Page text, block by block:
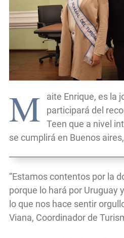
M
aite Enrique, es la
participará del
Teen que a nivel
se cumplirá en Buenos
“Estamos contentos por la
porque lo hará por Uruguay
lo que nos hace sentir
Viana, Coordinador de